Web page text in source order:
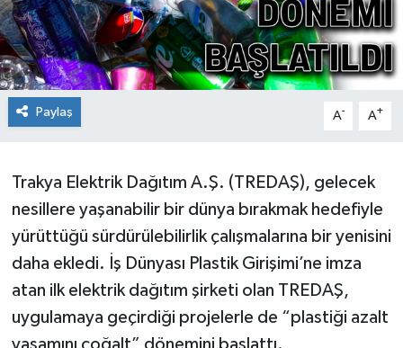
Paylaş A- A+
Trakya Elektrik Dağıtım A.Ş. (TREDAŞ), gelecek
nesillere yaşanabilir bir dünya bırakmak hedefiyle
yürüttüğü sürdürülebilirlik çalışmalarına bir yenisini
daha ekledi. İş Dünyası Plastik Girişimi’ne imza
atan ilk elektrik dağıtım şirketi olan TREDAŞ,
uygulamaya geçirdiği projelerle de “plastiği azalt
yaşamını çoğalt” dönemini başlattı.
Yaşam